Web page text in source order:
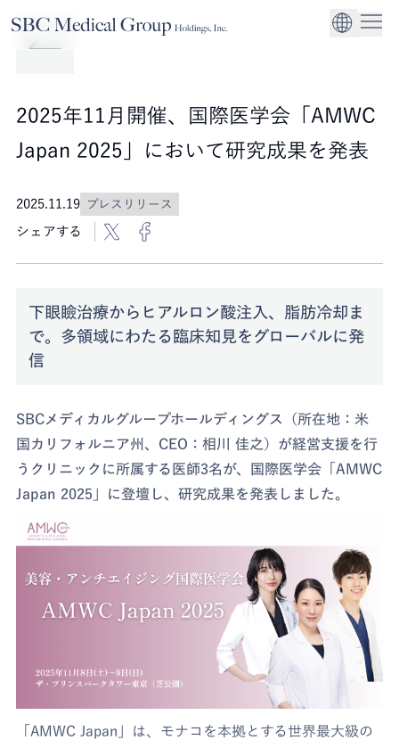
Company
Service
法人事業
Sustainability
ガバナンス
2025年11月開催、国際医学会「AMWC
Japan 2025」において研究成果を発表
2025.11.19 プレスリリース
シェアする
下眼瞼治療からヒアルロン酸注入、脂肪冷却ま
で。多領域にわたる臨床知見をグローバルに発
信
SBCメディカルグループホールディングス（所在地：米
国カリフォルニア州、CEO：相川 佳之）が経営支援を行
うクリニックに所属する医師3名が、国際医学会「AMWC
Japan 2025」に登壇し、研究成果を発表しました。
「AMWC Japan」は、モナコを本拠とする世界最大級の